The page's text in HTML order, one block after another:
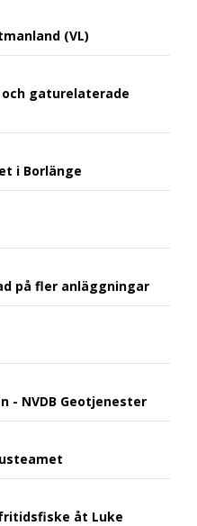
(VL)
gaturelaterade
i Borlänge
på fler anläggningar
- NVDB Geotjenester
åt Luke